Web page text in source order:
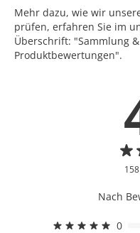
Mehr dazu, wie wir
prüfen, erfahren Sie im
Überschrift: "Sammlung
Produktbewertungen".
Nach
0